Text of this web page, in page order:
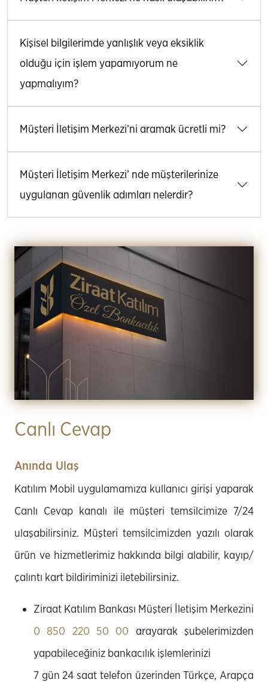
Kişisel bilgilerimde yanlışlık veya eksiklik
olduğu için işlem yapamıyorum ne
yapmalıyım?
Müşteri İletişim Merkezi’ni aramak ücretli mi?
Müşteri İletişim Merkezi’ nde müşterilerinize
uygulanan güvenlik adımları nelerdir?
Canlı Cevap
Anında Ulaş
Katılım Mobil uygulamamıza kullanıcı girişi yaparak
Canlı Cevap kanalı ile müşteri temsilcimize 7/24
ulaşabilirsiniz. Müşteri temsilcimizden yazılı olarak
ürün ve hizmetlerimiz hakkında bilgi alabilir, kayıp/
çalıntı kart bildiriminizi iletebilirsiniz.
Ziraat Katılım Bankası Müşteri İletişim Merkezini
0 850 220 50 00 arayarak şubelerimizden
yapabileceğiniz bankacılık işlemlerinizi
7 gün 24 saat telefon üzerinden Türkçe, Arapça